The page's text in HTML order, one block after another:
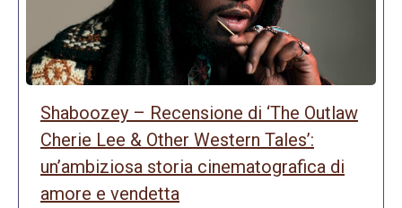
Shaboozey – Recensione di ‘The Outlaw
Cherie Lee & Other Western Tales’:
un’ambiziosa storia cinematografica di
amore e vendetta